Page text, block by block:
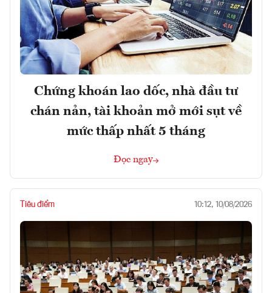
Chứng khoán lao dốc, nhà đầu tư
chán nản, tài khoản mở mới sụt về
mức thấp nhất 5 tháng
Đọc ngay
Tiêu điểm 10:12, 10/08/2026